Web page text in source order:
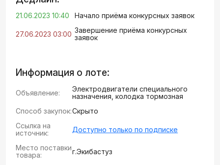
21.06.2023 10:40 Начало приёма конкурсных заявок
27.06.2023 03:00 Завершение приёма конкурсных
заявок
Информация о лоте:
Объявление:
Электродвигатели специального
назначения, колодка тормозная
Способ закупок:Скрыто
Ссылка на
источник:
Доступно только по подписке
Место поставки
товара:
г.Экибастуз